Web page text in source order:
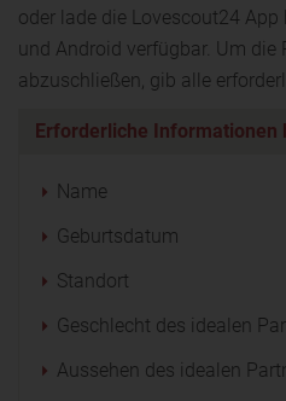
oder lade die Lovescout24 App
und Android verfügbar. Um die
abzuschließen, gib alle
Erforderliche Informationen
Name
Geburtsdatum
Standort
Geschlecht des idealen
Aussehen des idealen